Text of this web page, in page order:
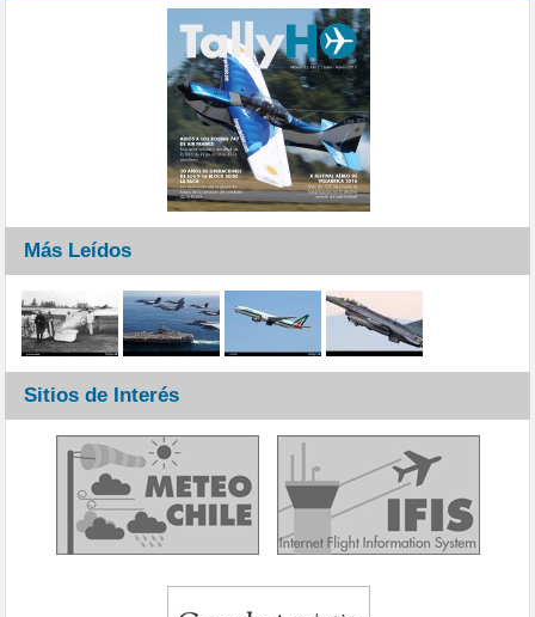
Más Leídos
Sitios de Interés